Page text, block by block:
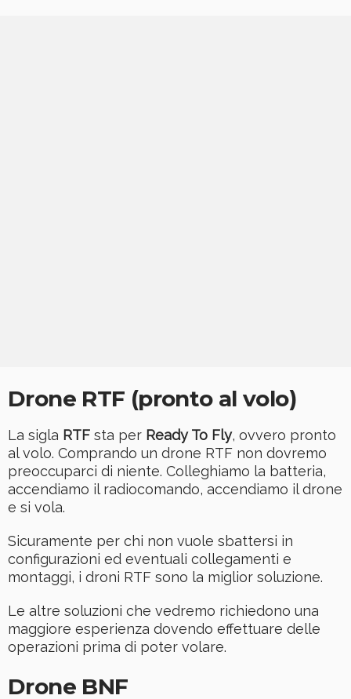
Drone RTF (pronto al volo)
La sigla RTF sta per Ready To Fly, ovvero pronto
al volo. Comprando un drone RTF non dovremo
preoccuparci di niente. Colleghiamo la batteria,
accendiamo il radiocomando, accendiamo il drone
e si vola.
Sicuramente per chi non vuole sbattersi in
configurazioni ed eventuali collegamenti e
montaggi, i droni RTF sono la miglior soluzione.
Le altre soluzioni che vedremo richiedono una
maggiore esperienza dovendo effettuare delle
operazioni prima di poter volare.
Drone BNF